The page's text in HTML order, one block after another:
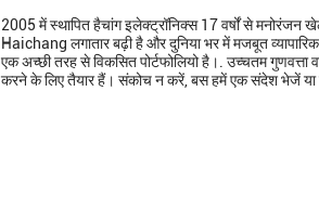
2005 में स्थापित हैचांग इलेक्ट्रॉनिक्स 17 वर्षों से मनोरंजन
Haichang लगातार बढ़ी है और दुनिया भर में मजबूत
एक अच्छी तरह से विकसित पोर्टफोलियो है।. उच्चतम
करने के लिए तैयार हैं। संकोच न करें, बस हमें एक संदेश भेजें या